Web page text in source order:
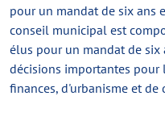
pour un mandat de six ans
conseil municipal est
élus pour un mandat de six
décisions importantes
finances, d'urbanisme et